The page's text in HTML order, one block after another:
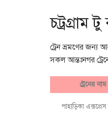
চট্রগ্রাম
ট্রেন ভ্রমণের জন্য
সকল আন্তঃনগর
ট্রেনের নাম
পাহাড়িকা